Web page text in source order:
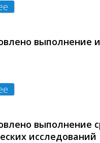
выполнение
выполнение
исследований